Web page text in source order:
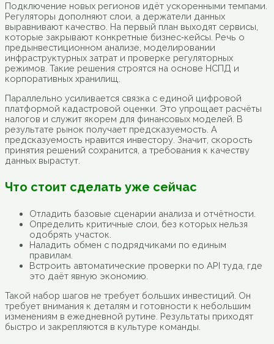
Подключение новых регионов идёт ускоренными темпами.
Регуляторы дополняют слои, а держатели данных
выравнивают качество. На первый план выходят сервисы,
которые закрывают конкретные бизнес‑кейсы. Речь о
предынвестиционном анализе, моделировании
инфраструктурных затрат и проверке регуляторных
режимов. Такие решения строятся на основе НСПД и
корпоративных хранилищ.
Параллельно усиливается связка с единой цифровой
платформой кадастровой оценки. Это упрощает расчёты
налогов и служит якорем для финансовых моделей. В
результате рынок получает предсказуемость. А
предсказуемость нравится инвестору. Значит, скорость
принятия решений сохранится, а требования к качеству
данных вырастут.
Что стоит сделать уже сейчас
Отладить базовые сценарии анализа и отчётности.
Определить критичные слои, без которых нельзя
одобрять участок.
Наладить обмен с подрядчиками по единым
правилам.
Встроить автоматические проверки по API туда, где
это даёт явную экономию.
Такой набор шагов не требует больших инвестиций. Он
требует внимания к деталям и готовности к небольшим
изменениям в ежедневной рутине. Результаты приходят
быстро и закрепляются в культуре команды.